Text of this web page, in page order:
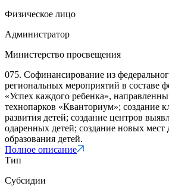
Физическое лицо
Администратор
Министерство просвещения
075. Софинансирование из
региональных мероприятий в составе
«Успех каждого ребенка»,
технопарков «Кванториум»; создание
развития детей; создание центров
одаренных детей; создание новых мест
образования детей.
Полное описание
Тип
Субсидии